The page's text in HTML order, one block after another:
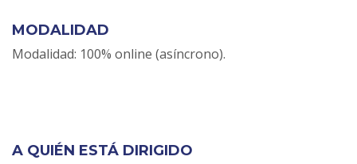
MODALIDAD
Modalidad: 100% online (asíncrono).
A QUIÉN ESTÁ DIRIGIDO